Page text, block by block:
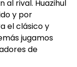
al rival. Huazihul
y por
el clásico y
jugamos
de